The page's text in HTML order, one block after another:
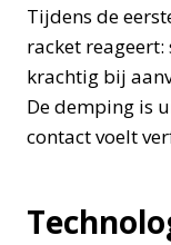
Tijdens de
racket
krachtig bij
De demping is
contact voelt